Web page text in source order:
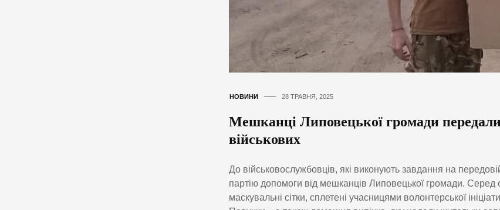
НОВИНИ 28 ТРАВНЯ, 2025
Мешканці Липовецької громади
військових
До військовослужбовців, які виконують завдання на
партію допомоги від мешканців Липовецької громади. Серед
маскувальні сітки, сплетені учасницями волонтерської